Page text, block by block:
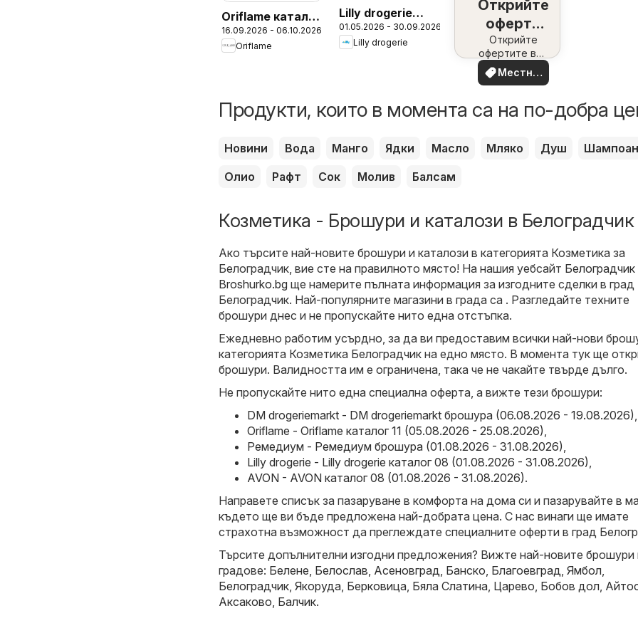
Oriflame каталог
13
16.09.2026 - 06.10.2026
Oriflame
Lilly drogerie
каталог - Make
up & Perfumes
01.05.2026 - 30.09.2026
Lilly drogerie
Открийте
оферти
наблизо
Открийте
офертите във
вашия район
Местни
оферти
Продукти, които в момента са на по-добра
Новини Вода Манго Ядки Масло Мляко Душ
Шампоан
Олио
Рафт Сок Молив Балсам
Козметика - Брошури и каталози в Белоградчик
Ако търсите най-новите брошури и каталози в категорията Козметика за
Белоградчик, вие сте на правилното място! На нашия уебсайт Белоградчик
Broshurko.bg ще намерите пълната информация за изгодните сделки в град
Белоградчик. Най-популярните магазини в града са . Разгледайте техните
брошури днес и не пропускайте нито една отстъпка.
Ежедневно работим усърдно, за да ви предоставим всички най-нови
категорията Козметика Белоградчик на едно място. В момента тук ще
брошури. Валидността им е ограничена, така че не чакайте твърде дълго.
Не пропускайте нито една специална оферта, а вижте тези брошури:
DM drogeriemarkt - DM drogeriemarkt брошура (06.08.2026 - 19.08.2026),
Oriflame - Oriflame каталог 11 (05.08.2026 - 25.08.2026),
Ремедиум - Ремедиум брошура (01.08.2026 - 31.08.2026),
Lilly drogerie - Lilly drogerie каталог 08 (01.08.2026 - 31.08.2026),
AVON - AVON каталог 08 (01.08.2026 - 31.08.2026).
Направете списък за пазаруване в комфорта на дома си и пазарувайте в
където ще ви бъде предложена най-добрата цена. С нас винаги ще имате
страхотна възможност да преглеждате специалните оферти в град
Търсите допълнителни изгодни предложения? Вижте най-новите брошури
градове: Белене, Белослав, Асеновград, Банско, Благоевград, Ямбол,
Белоградчик, Якоруда, Берковица, Бяла Слатина, Царево, Бобов дол,
Аксаково, Балчик.